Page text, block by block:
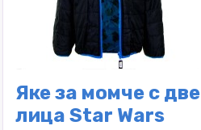
Яке за момче с две
лица Star Wars